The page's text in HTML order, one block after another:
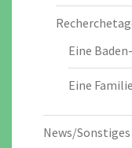
Eine
Eine
News/Sonstiges